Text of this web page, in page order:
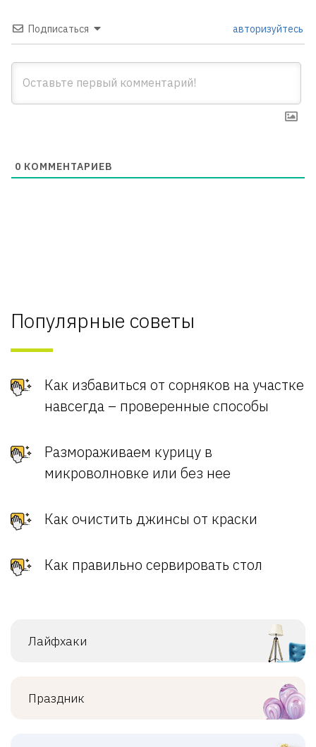
Подписаться авторизуйтесь
0 КОММЕНТАРИЕВ
Популярные советы
Как избавиться от сорняков на участке
навсегда – проверенные способы
Размораживаем курицу в
микроволновке или без нее
Как очистить джинсы от краски
Как правильно сервировать стол
Лайфхаки
Праздник